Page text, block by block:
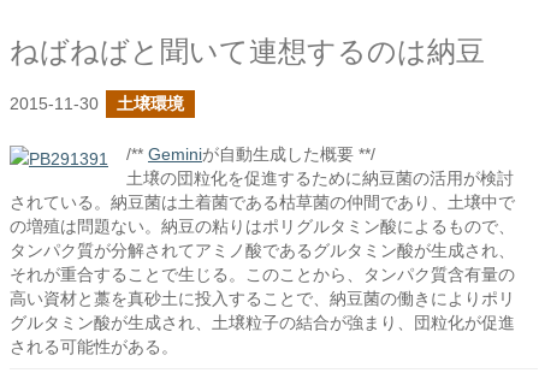
ねばねばと聞いて連想するのは納豆
2015-11-30 土壌環境
/** Geminiが自動生成した概要 **/
土壌の団粒化を促進するために納豆菌の活用が検討
されている。納豆菌は土着菌である枯草菌の仲間であり、土壌中で
の増殖は問題ない。納豆の粘りはポリグルタミン酸によるもので、
タンパク質が分解されてアミノ酸であるグルタミン酸が生成され、
それが重合することで生じる。このことから、タンパク質含有量の
高い資材と藁を真砂土に投入することで、納豆菌の働きによりポリ
グルタミン酸が生成され、土壌粒子の結合が強まり、団粒化が促進
される可能性がある。